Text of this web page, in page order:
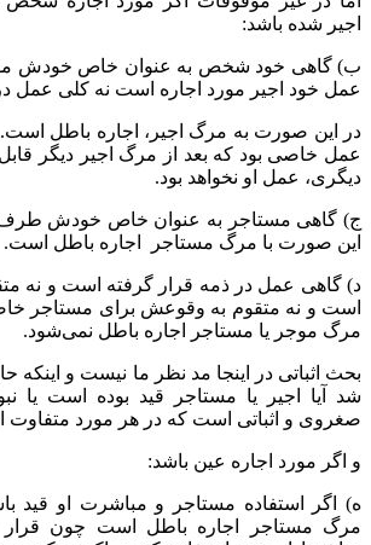
اجیر شده باشد:
ب) گاهی خود شخص به عنوان خاص خودش
عمل خود اجیر مورد اجاره است نه کلی عمل
در این صورت به مرگ اجیر، اجاره باطل
عمل خاصی بود که بعد از مرگ اجیر دیگر
دیگری، عمل او نخواهد بود.
ج) گاهی مستاجر به عنوان خاص خودش طرف
این صورت با مرگ مستاجر اجاره باطل است.
د) گاهی عمل در ذمه قرار گرفته است و نه
است و نه متقوم به وقوعش برای مستاجر
مرگ موجر یا مستاجر اجاره باطل نمی‌شود.
بحث اثباتی در اینجا مد نظر ما نیست و اینکه
شد آیا اجیر یا مستاجر قید بوده است یا
صغروی و اثباتی است که در هر مورد
و اگر مورد اجاره عین باشد:
ه) اگر استفاده مستاجر و مباشرت او قید
مرگ مستاجر اجاره باطل است چون قرار